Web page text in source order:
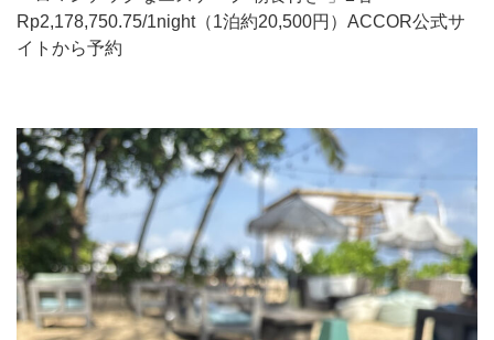
Rp2,178,750.75/1night（1泊約20,500円）ACCOR公式サ
イトから予約